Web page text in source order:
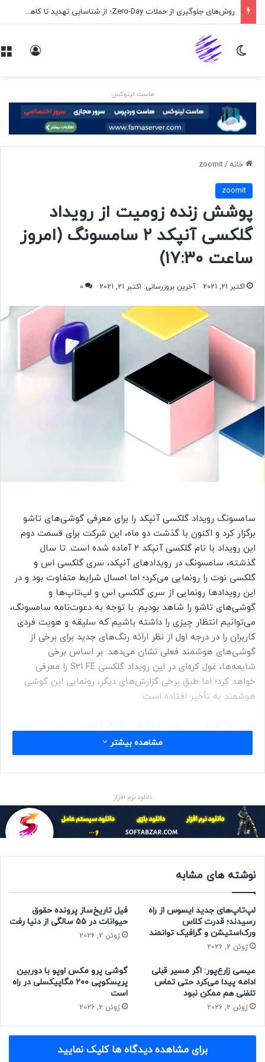
روش‌های جلوگیری از حملات Zero-Day؛ از شناسایی تهدید تا کاهش ریسک
تغییر پوسته
هاست لینوکس
خانه /
zoomit
zoomit
پوشش زنده زومیت از رویداد
گلکسی آنپکد ۲ سامسونگ (امروز
ساعت ۱۷:۳۰)
اکتبر 21, 2021 آخرین بروزرسانی: اکتبر 21, 2021 0
سامسونگ رویداد گلکسی آنپکد را برای معرفی گوشی‌های تاشو
برگزار کرد و اکنون با گذشت دو ماه، این شرکت برای قسمت دوم
این رویداد با نام گلکسی آنپکد ۲ آماده شده است. تا سال
گذشته، سامسونگ در رویداد‌های آنپکد، سری گلکسی اس و
گلکسی نوت را رونمایی می‌کرد؛ اما امسال شرایط متفاوت بود و در
این رویداد‌ها رونمایی از سری گلکسی اس و لپ‌تاپ‌ها و
گوشی‌های تاشو را شاهد بودیم. با‌ توجه‌‌ به دعوت‌نامه‌‌ سامسونگ،
می‌توانیم انتظار چیزی را داشته باشیم که سلیقه‌ و هویت فردی
کاربران را در درجه اول از نظر ارائه رنگ‌های جدید برای برخی از
گوشی‌های هوشمند فعلی نشان می‌دهد. بر اساس برخی
شایعه‌ها، غول کره‌ای در این رویداد گلکسی S21 FE را معرفی
خواهد کرد؛ اما طبق برخی گزارش‌های دیگر، رونمایی این گوشی
هوشمند به‌ تأخیر افتاده است.
پیش از آغاز رویداد در وب‌سایت حضور داشته باشند و پخش
زنده نیوزلن را دنبال کنند:
تماشای لایو از آپارات
مشاهده بیشتر
دانلود نرم افزار
نوشته های مشابه
لپ‌تاپ‌های جدید ایسوس از راه
رسیدند؛ قدرت کلاس
ورک‌استیشن و گرافیک توانمند
ژوئن 2, 2026
فیل تاریخ‌ساز پرونده حقوق
حیوانات در ۵۵ سالگی از دنیا رفت
ژوئن 2, 2026
عیسی زارع‌پور: اگر مسیر قبلی
ادامه پیدا می‌کرد حتی تماس
تلفنی هم ممکن نبود
ژوئن 2, 2026
گوشی پرو مکس اوپو با دوربین
پریسکوپی ۲۰۰ مگاپیکسلی در راه
است
ژوئن 2, 2026
برای مشاهده دیدگاه ها کلیک نمایید